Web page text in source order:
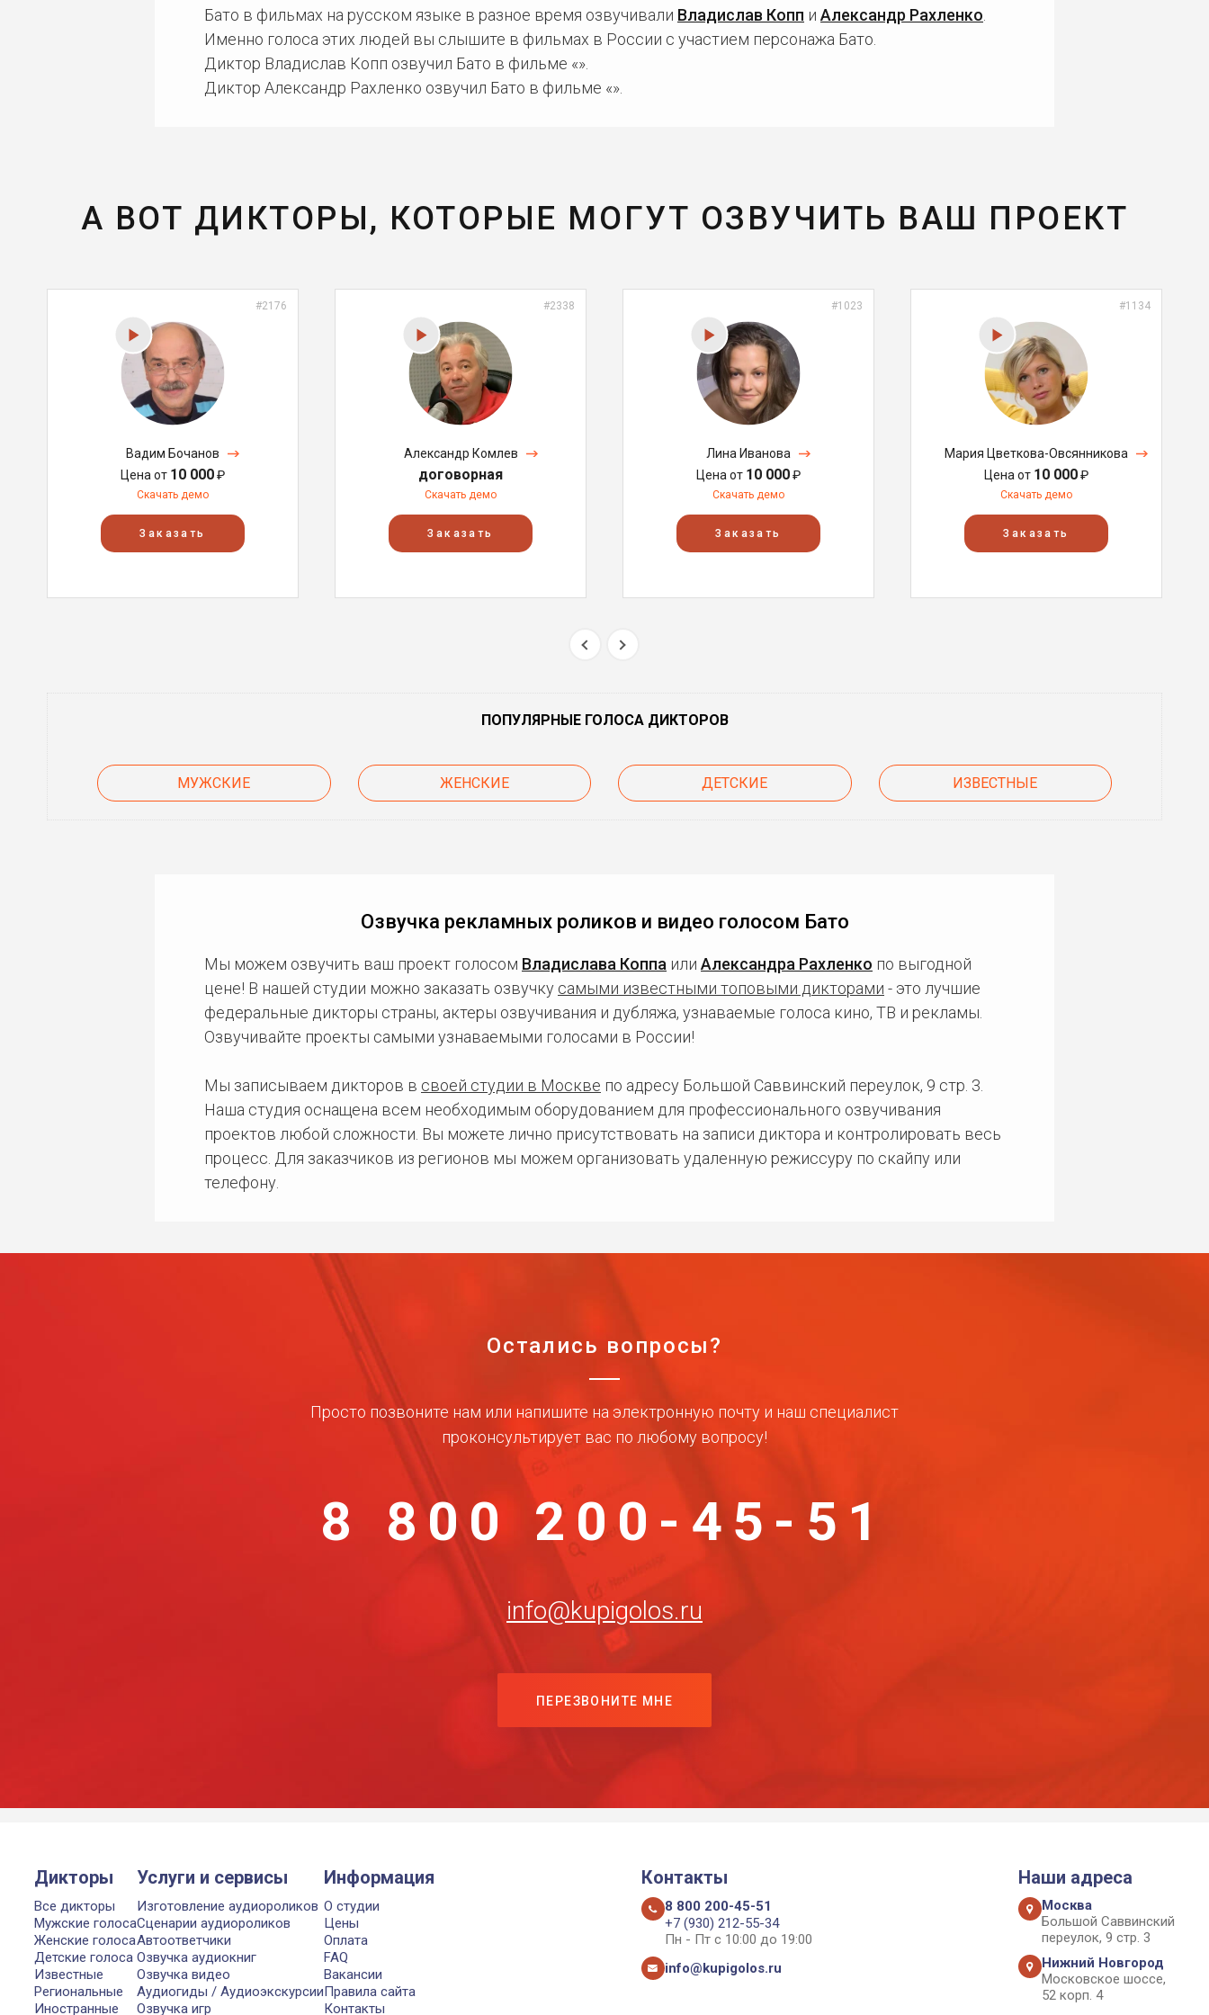
Бато в фильмах на русском языке в разное время озвучивали Владислав Копп и Александр Рахленко
Именно голоса этих людей вы слышите в фильмах в России с участием персонажа Бато.
Диктор Владислав Копп озвучил Бато в фильме «».
Диктор Александр Рахленко озвучил Бато в фильме «».
А ВОТ ДИКТОРЫ, КОТОРЫЕ МОГУТ ОЗВУЧИТЬ ВАШ ПРОЕКТ
#2176
Вадим Бочанов
Цена от 10 000₽
Скачать демо
Заказать
#2338
Александр Комлев
договорная
Скачать демо
Заказать
#1023
Лина Иванова
Цена от 10 000₽
Скачать демо
Заказать
#1134
Мария Цветкова-Овсянникова
Цена от 10 000₽
Скачать демо
Заказать
ПОПУЛЯРНЫЕ ГОЛОСА ДИКТОРОВ
МУЖСКИЕ ЖЕНСКИЕ ДЕТСКИЕ ИЗВЕСТНЫЕ
Озвучка рекламных роликов и видео голосом Бато
Мы можем озвучить ваш проект голосом Владислава Коппа или Александра Рахленко по выгодной
цене! В нашей студии можно заказать озвучку самыми известными топовыми дикторами - это лучшие
федеральные дикторы страны, актеры озвучивания и дубляжа, узнаваемые голоса кино, ТВ и рекламы.
Озвучивайте проекты самыми узнаваемыми голосами в России!
Мы записываем дикторов в своей студии в Москве по адресу Большой Саввинский переулок, 9 стр. 3.
Наша студия оснащена всем необходимым оборудованием для профессионального озвучивания
проектов любой сложности. Вы можете лично присутствовать на записи диктора и контролировать весь
процесс. Для заказчиков из регионов мы можем организовать удаленную режиссуру по скайпу или
телефону.
Остались вопросы?
Просто позвоните нам или напишите на электронную почту и наш специалист
проконсультирует вас по любому вопросу!
8 800 200-45-51
info@kupigolos.ru
ПЕРЕЗВОНИТЕ МНЕ
Дикторы
Все дикторы
Мужские голоса
Женские голоса
Детские голоса
Известные
Региональные
Иностранные
Услуги и сервисы
Изготовление аудиороликов
Сценарии аудиороликов
Автоответчики
Озвучка аудиокниг
Озвучка видео
Аудиогиды / Аудиоэкскурсии
Озвучка игр
Информация
О студии
Цены
Оплата
FAQ
Вакансии
Правила сайта
Контакты
Контакты
8 800 200-45-51
+7 (930) 212-55-34
Пн - Пт с 10:00 до 19:00
info@kupigolos.ru
Наши адреса
Москва
Большой Саввинский
переулок, 9 стр. 3
Нижний Новгород
Московское шоссе,
52 корп. 4